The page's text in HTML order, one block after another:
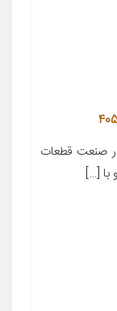
صنعت قطعات
با […]